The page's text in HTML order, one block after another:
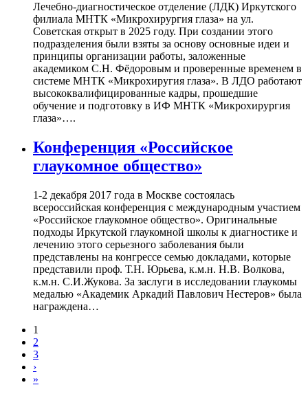
Лечебно-диагностическое отделение (ЛДК) Иркутского
филиала МНТК «Микрохирургия глаза» на ул.
Советская открыт в 2025 году. При создании этого
подразделения были взяты за основу основные идеи и
принципы организации работы, заложенные
академиком С.Н. Фёдоровым и проверенные временем в
системе МНТК «Микрохиругия глаза». В ЛДО работают
высококвалифицированные кадры, прошедшие
обучение и подготовку в ИФ МНТК «Микрохирургия
глаза»….
Конференция «Российское
глаукомное общество»
1-2 декабря 2017 года в Москве состоялась
всероссийская конференция с международным участием
«Российское глаукомное общество». Оригинальные
подходы Иркутской глаукомной школы к диагностике и
лечению этого серьезного заболевания были
представлены на конгрессе семью докладами, которые
представили проф. Т.Н. Юрьева, к.м.н. Н.В. Волкова,
к.м.н. С.И.Жукова. За заслуги в исследовании глаукомы
медалью «Академик Аркадий Павлович Нестеров» была
награждена…
1
2
3
›
»